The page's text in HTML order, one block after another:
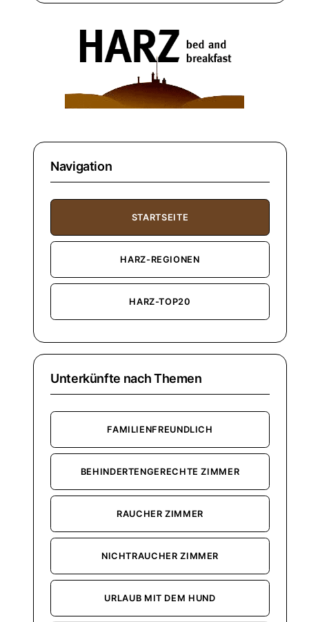
Navigation
STARTSEITE
HARZ-REGIONEN
HARZ-TOP20
Unterkünfte nach Themen
FAMILIENFREUNDLICH
BEHINDERTENGERECHTE ZIMMER
RAUCHER ZIMMER
NICHTRAUCHER ZIMMER
URLAUB MIT DEM HUND